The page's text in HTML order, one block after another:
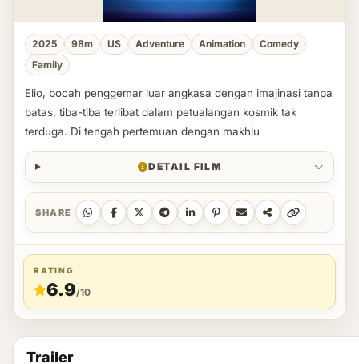
2025 98m US Adventure Animation
Comedy
Family
Elio, bocah penggemar luar angkasa dengan imajinasi tanpa
batas, tiba-tiba terlibat dalam petualangan kosmik tak
terduga. Di tengah pertemuan dengan makhlu
DETAIL FILM
SHARE
RATING
6.9/10
Trailer